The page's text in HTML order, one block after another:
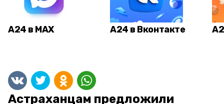
А24 в MAX А24 в Вконтакте
Астраханцам предложили